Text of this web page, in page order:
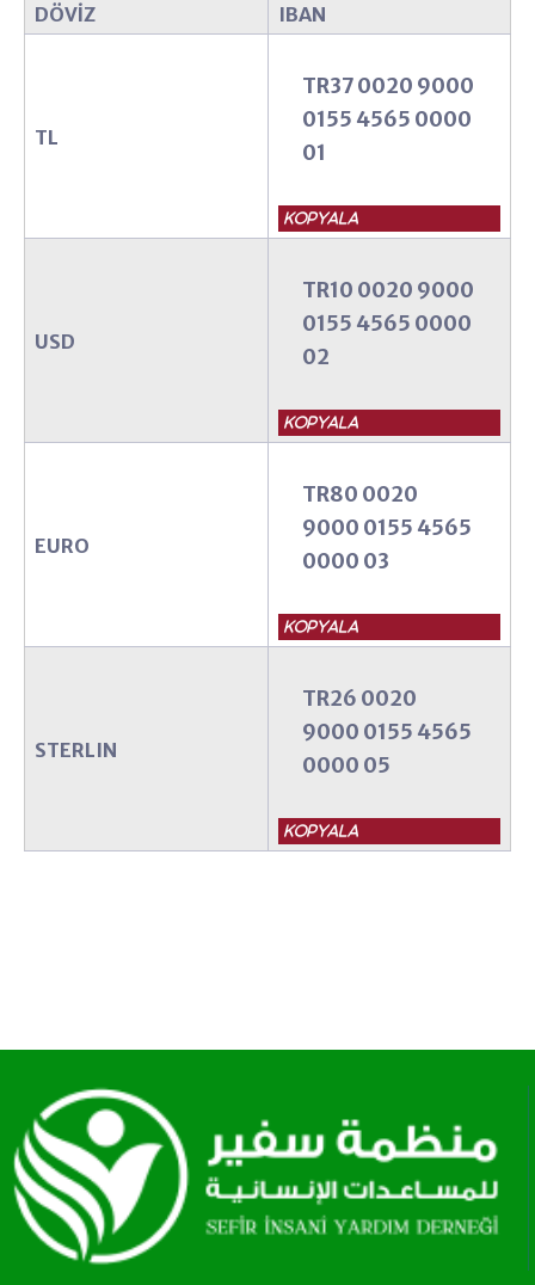
DÖVİZ IBAN
TL
TR37 0020 9000
0155 4565 0000
01
USD
TR10 0020 9000
0155 4565 0000
02
EURO
TR80 0020
9000 0155 4565
0000 03
STERLIN
TR26 0020
9000 0155 4565
0000 05